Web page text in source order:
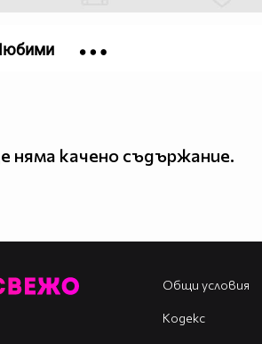
качено съдържание.
Общи условия
Кодекс